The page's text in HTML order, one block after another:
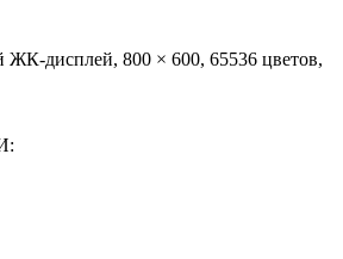
ЖК-дисплей, 800 × 600, 65536 цветов,